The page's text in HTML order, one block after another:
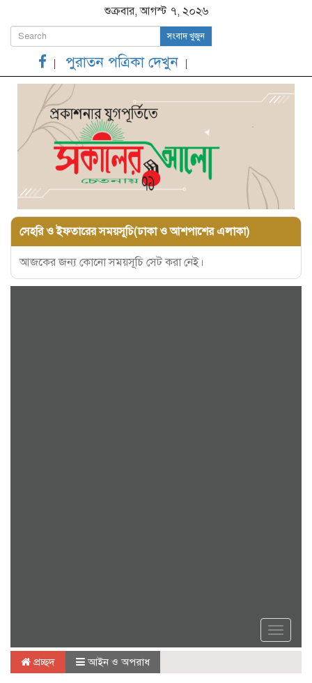
শুক্রবার, আগস্ট ৭, ২০২৬
সংবাদ খুজুন
পুরাতন পত্রিকা দেখুন
সেহরি ও ইফতারের সময়সূচি(ঢাকা ও আশপাশের এলাকা)
আজকের জন্য কোনো সময়সূচি সেট করা নেই।
Toggle
প্রচ্ছদ আইন ও অপরাধ